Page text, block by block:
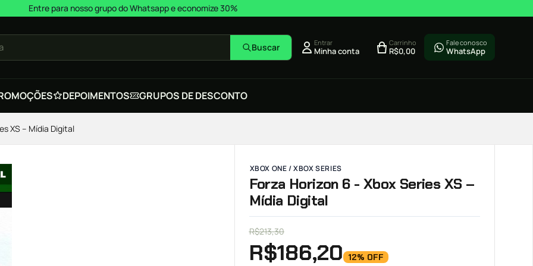
Entre para nosso grupo do Whatsapp e economize 30%
Buscar Entrar
Minha conta
Carrinho
R$0,00
Fale conosco
WhatsApp
DEPOIMENTOS GRUPOS DE DESCONTO
XS – Mídia Digital
XBOX ONE / XBOX SERIES
Forza Horizon 6 - Xbox Series XS –
Mídia Digital
R$213,30
R$186,20 12% OFF